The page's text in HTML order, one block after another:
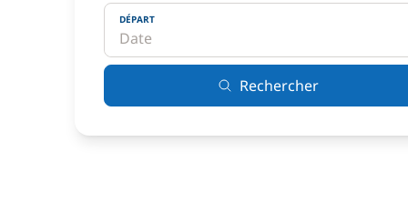
DÉPART
Rechercher